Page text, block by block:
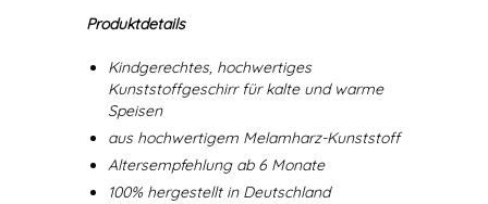
Produktdetails
Kindgerechtes, hochwertiges
Kunststoffgeschirr für kalte und warme
Speisen
aus hochwertigem Melamharz-Kunststoff
Altersempfehlung ab 6 Monate
100% hergestellt in Deutschland